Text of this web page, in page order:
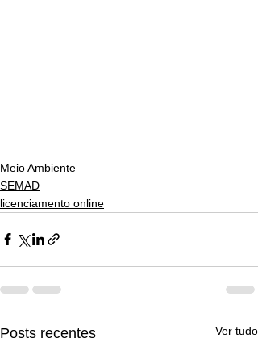
Meio Ambiente
SEMAD
licenciamento online
Posts recentes Ver tudo